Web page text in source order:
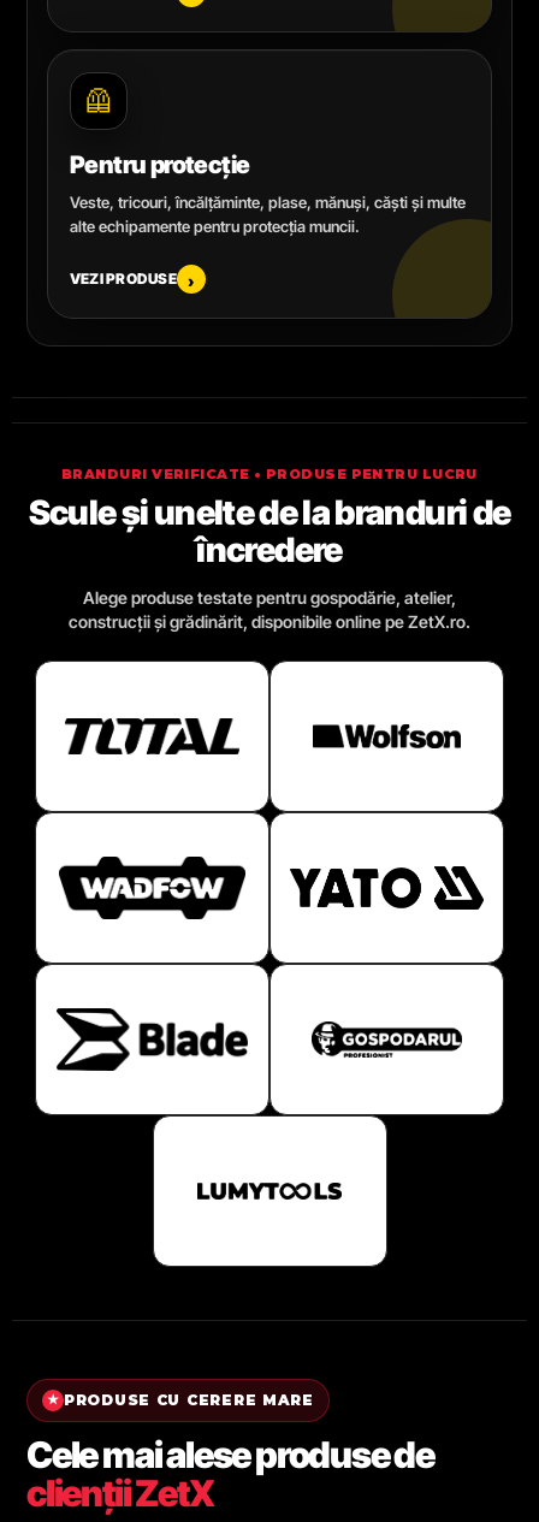
🦺
Pentru protecție
Veste, tricouri, încălțăminte, plase, mănuși, căști și multe
alte echipamente pentru protecția muncii.
VEZI PRODUSE ›
BRANDURI VERIFICATE • PRODUSE PENTRU LUCRU
Scule și unelte de la branduri de
încredere
Alege produse testate pentru gospodărie, atelier,
construcții și grădinărit, disponibile online pe ZetX.ro.
★ PRODUSE CU CERERE MARE
Cele mai alese produse de
clienții ZetX